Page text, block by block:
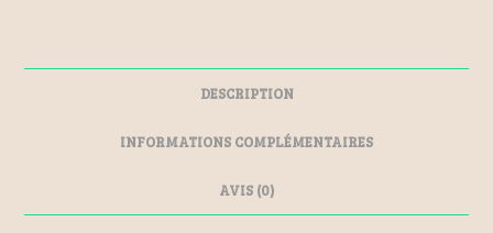
b n
r
l es
t
DESCRIPTION
INFORMATIONS COMPLÉMENTAIRES
AVIS (0)